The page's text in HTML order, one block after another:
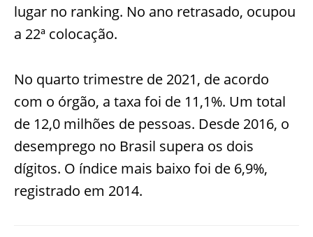
lugar no ranking. No ano retrasado, ocupou
a 22ª colocação.
No quarto trimestre de 2021, de acordo
com o órgão, a taxa foi de 11,1%. Um total
de 12,0 milhões de pessoas. Desde 2016, o
desemprego no Brasil supera os dois
dígitos. O índice mais baixo foi de 6,9%,
registrado em 2014.